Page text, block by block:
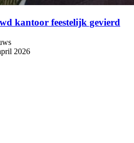
kantoor feestelijk gevierd
2026